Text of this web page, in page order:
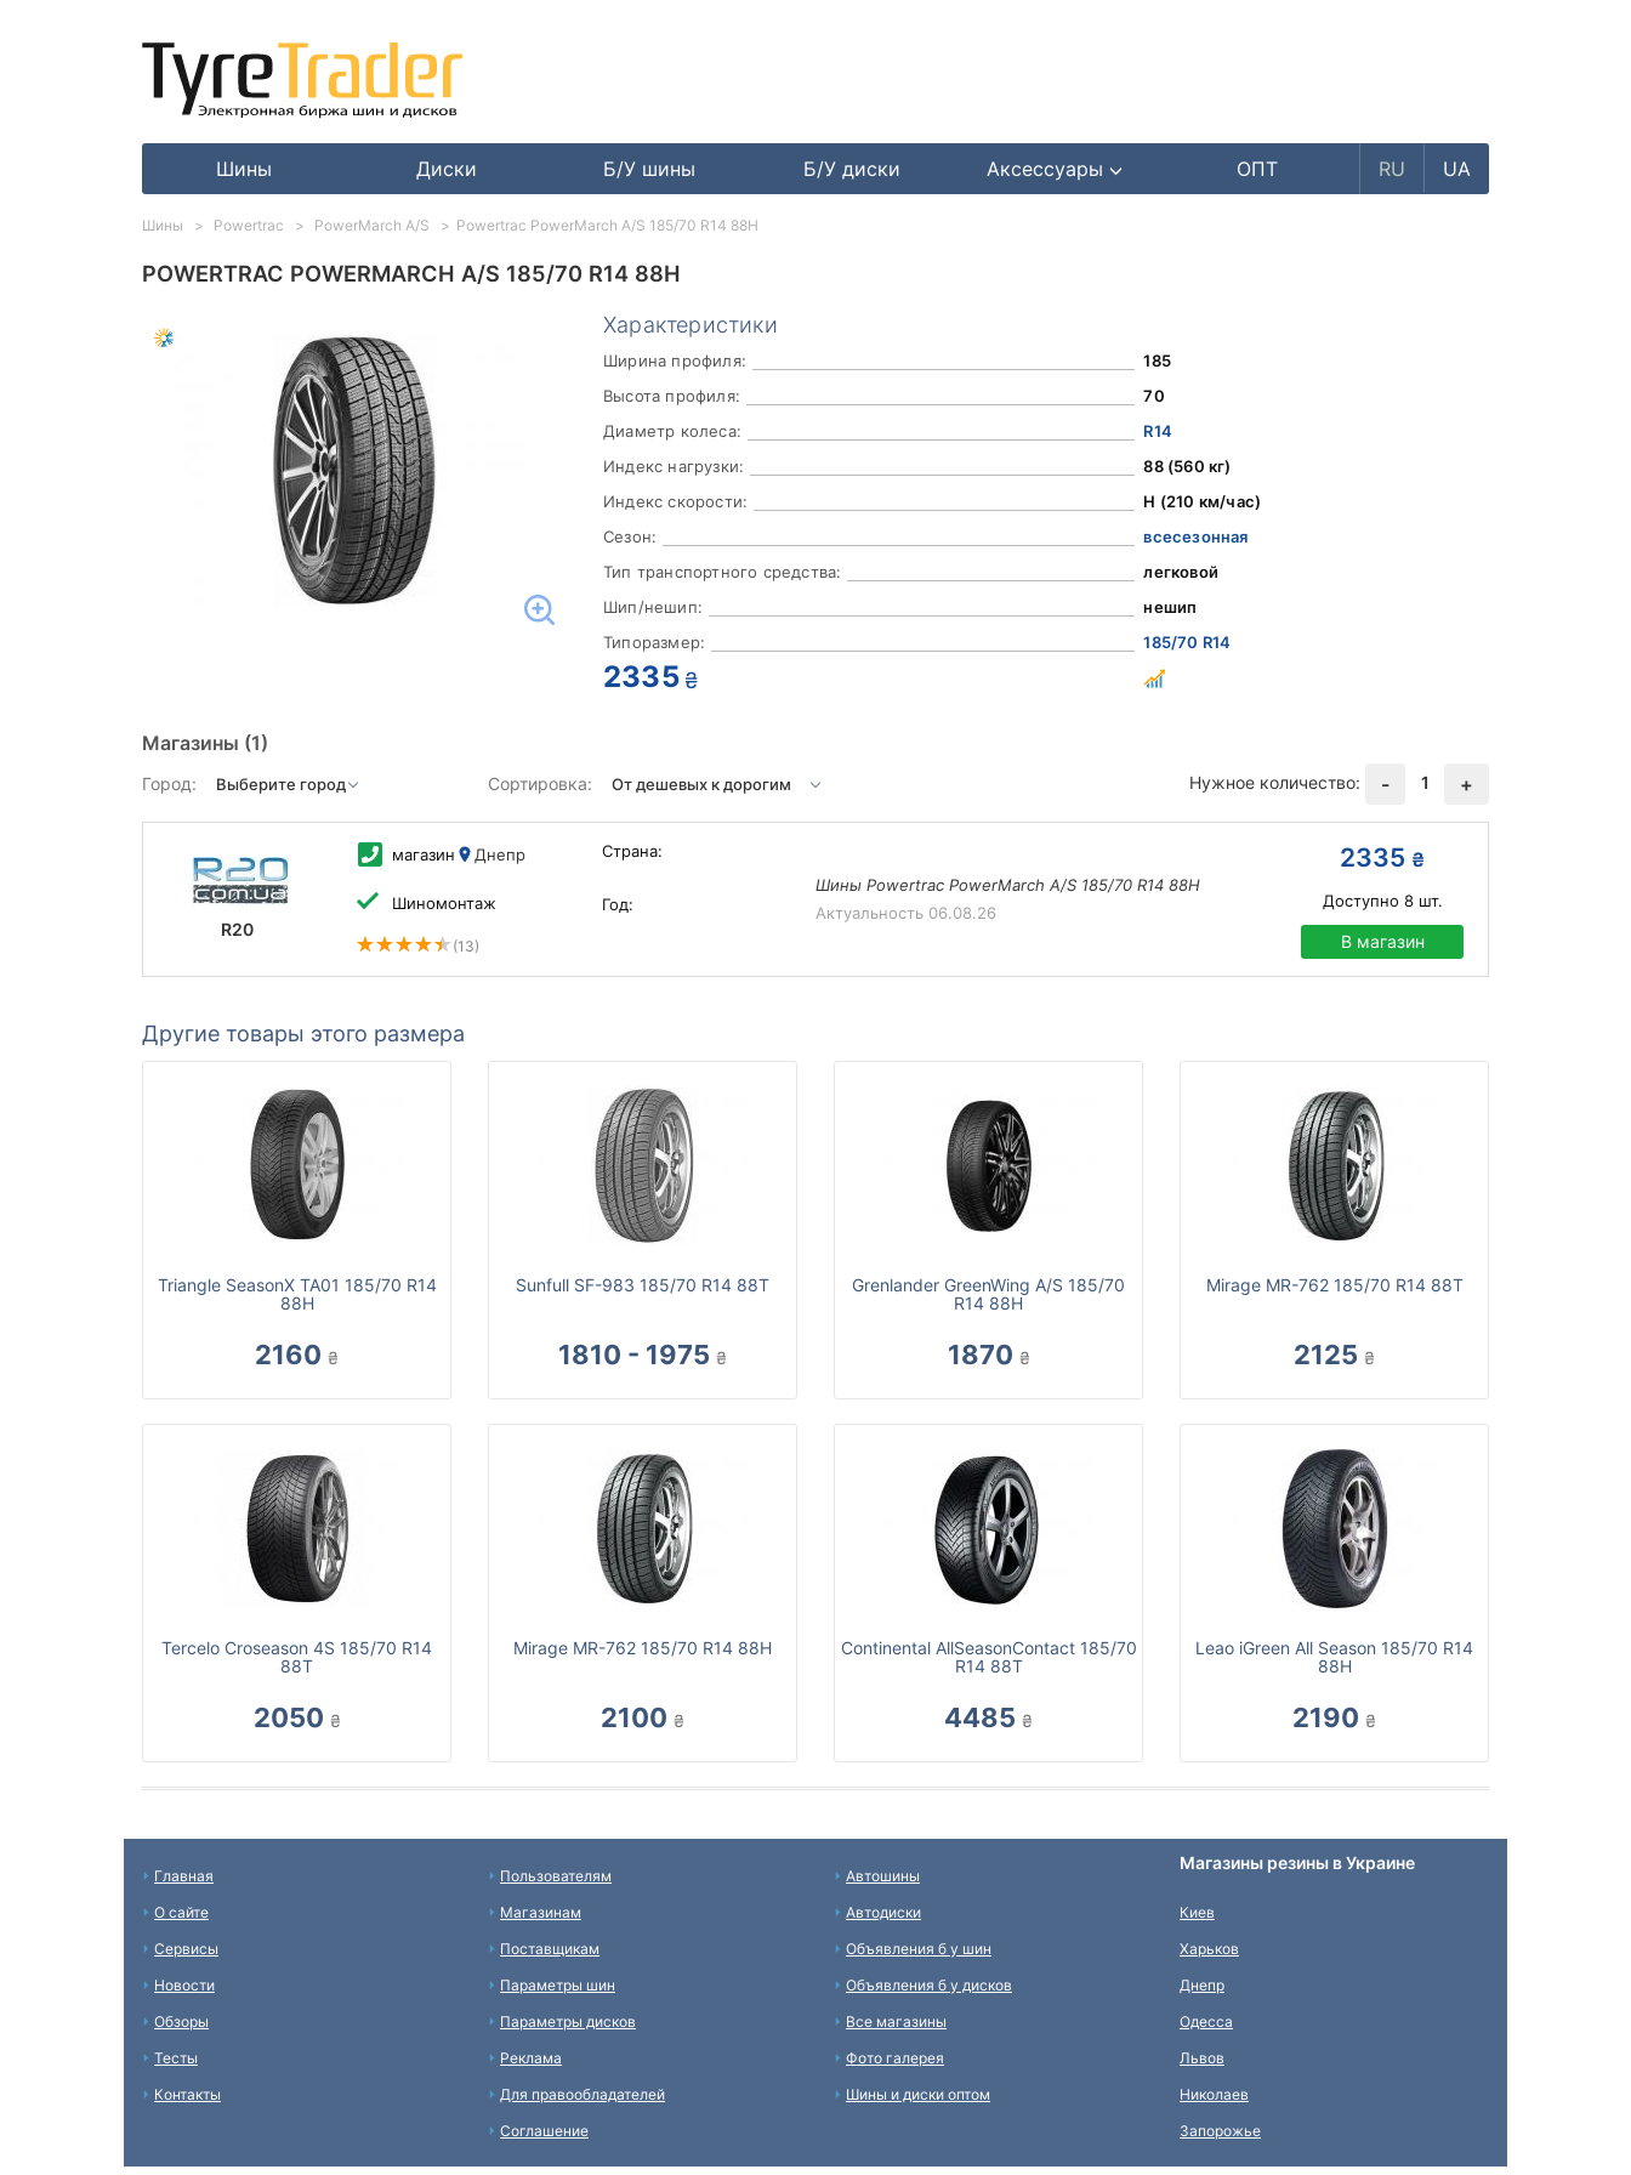
Шины Диски Б/У шины Б/У диски Аксессуары ОПТ RU UA
POWERTRAC POWERMARCH A/S 185/70 R14 88H
Характеристики
Ширина профиля:
185
Высота профиля:
70
Диаметр колеса:
R14
Индекс нагрузки:
88 (560 кг)
Индекс скорости:
H (210 км/час)
Сезон:
всесезонная
Тип транспортного средства:
легковой
Шип/нешип:
нешип
Типоразмер:
185/70 R14
2335 ₴
Магазины (1)
Город: Сортировка: Нужное количество: - 1 +
R20
магазин Днепр
Шиномонтаж
(13)
Страна:
Год:
Шины Powertrac PowerMarch A/S 185/70 R14 88H
Актуальность 06.08.26
2335 ₴
Доступно 8шт.
В магазин
Другие товары этого размера
Triangle SeasonX TA01 185/70 R14
88H
2160 ₴
Sunfull SF-983 185/70 R14 88T
1810 - 1975 ₴
Grenlander GreenWing A/S 185/70
R14 88H
1870 ₴
Mirage MR-762 185/70 R14 88T
2125 ₴
Tercelo Croseason 4S 185/70 R14
88T
2050 ₴
Mirage MR-762 185/70 R14 88H
2100 ₴
Continental AllSeasonContact 185/70
R14 88T
4485 ₴
Leao iGreen All Season 185/70 R14
88H
2190 ₴
Шины Powertrac PowerMarch A/S Powertrac PowerMarch A/S 185/70 R14 88H
Главная
О сайте
Сервисы
Новости
Обзоры
Тесты
Контакты
Пользователям
Магазинам
Поставщикам
Параметры шин
Параметры дисков
Реклама
Для правообладателей
Соглашение
Автошины
Автодиски
Объявления б у шин
Объявления б у дисков
Все магазины
Фото галерея
Шины и диски оптом
Магазины резины в Украине
Киев
Харьков
Днепр
Одесса
Львов
Николаев
Запорожье